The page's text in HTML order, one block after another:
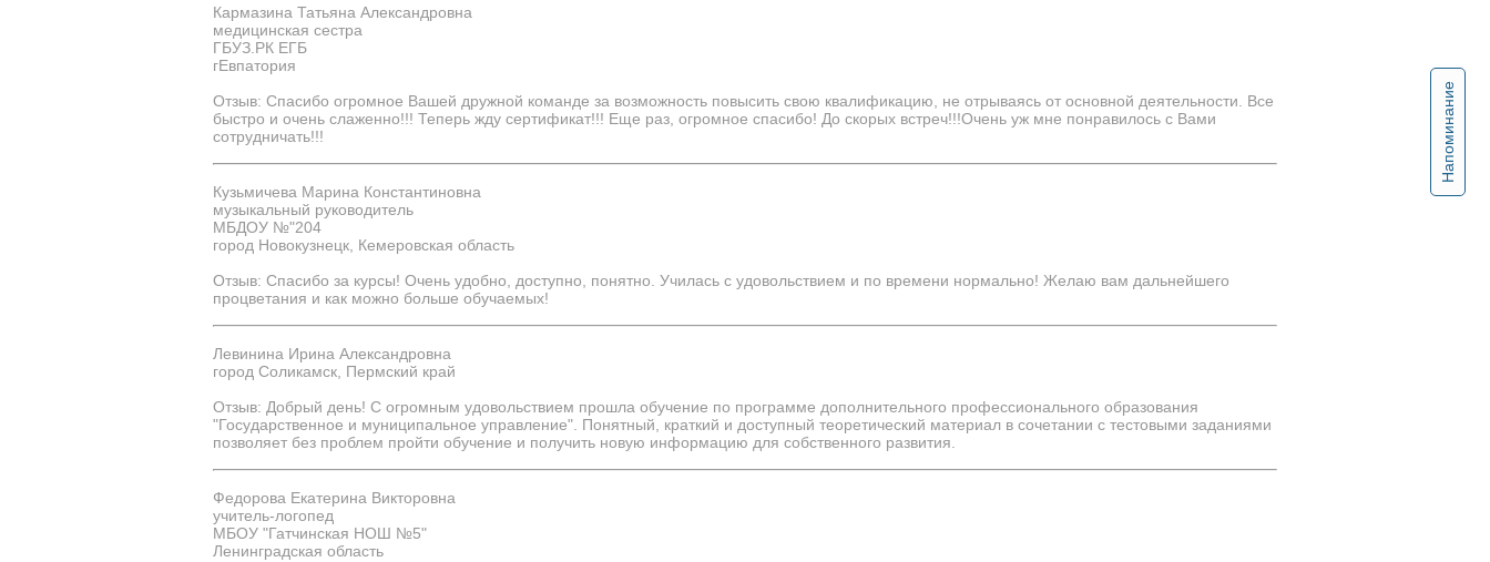
Напоминание
Кармазина Татьяна Александровна
медицинская сестра
ГБУЗ.РК ЕГБ
гЕвпатория
Отзыв: Спасибо огромное Вашей дружной команде за возможность повысить свою квалификацию, не отрываясь от основной деятельности. Все
быстро и очень слаженно!!! Теперь жду сертификат!!! Еще раз, огромное спасибо! До скорых встреч!!!Очень уж мне понравилось с Вами
сотрудничать!!!
Кузьмичева Марина Константиновна
музыкальный руководитель
МБДОУ №"204
город Новокузнецк, Кемеровская область
Отзыв: Спасибо за курсы! Очень удобно, доступно, понятно. Училась с удовольствием и по времени нормально! Желаю вам дальнейшего
процветания и как можно больше обучаемых!
Левинина Ирина Александровна
город Соликамск, Пермский край
Отзыв: Добрый день! С огромным удовольствием прошла обучение по программе дополнительного профессионального образования
"Государственное и муниципальное управление". Понятный, краткий и доступный теоретический материал в сочетании с тестовыми заданиями
позволяет без проблем пройти обучение и получить новую информацию для собственного развития.
Федорова Екатерина Викторовна
учитель-логопед
МБОУ "Гатчинская НОШ №5"
Ленинградская область